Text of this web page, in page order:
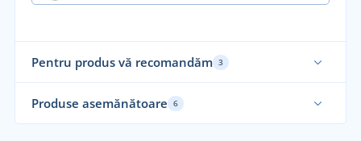
Pentru produs vă recomandăm 3
Produse asemănătoare 6